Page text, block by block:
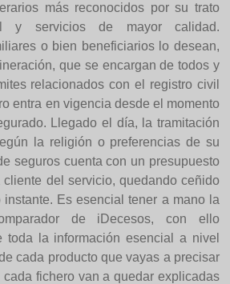
más reconocidos por su trato
y servicios de mayor calidad.
o bien beneficiarios lo desean,
que se encargan de todos y
relacionados con el registro civil
entra en vigencia desde el momento
Llegado el día, la tramitación
la religión o preferencias de su
seguros cuenta con un presupuesto
del servicio, quedando ceñido
Es esencial tener a mano la
de iDecesos, con ello
toda la información esencial a nivel
cada producto que vayas a precisar
fichero van a quedar explicadas